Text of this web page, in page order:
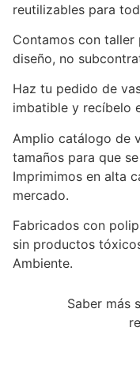
reutilizables para
Contamos con
diseño, no
Haz tu pedido de
imbatible y recíbelo
Amplio catálogo de
tamaños para que
Imprimimos en alta
mercado.
Fabricados con
sin productos
Ambiente.
Saber más